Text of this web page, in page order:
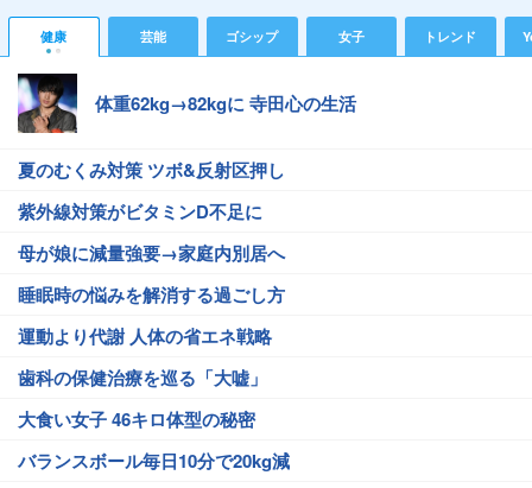
健康 芸能 ゴシップ 女子 トレンド
体重62kg→82kgに 寺田心の生活
夏のむくみ対策 ツボ&反射区押し
紫外線対策がビタミンD不足に
母が娘に減量強要→家庭内別居へ
睡眠時の悩みを解消する過ごし方
運動より代謝 人体の省エネ戦略
歯科の保健治療を巡る「大嘘」
大食い女子 46キロ体型の秘密
バランスボール毎日10分で20kg減